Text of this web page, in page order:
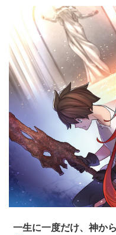
一生に一度だけ、神か